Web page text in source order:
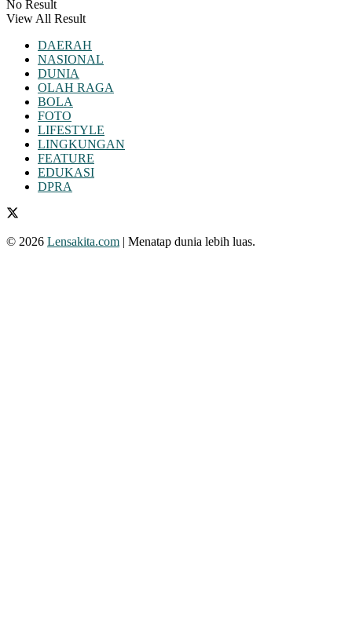
No Result
View All Result
DAERAH
NASIONAL
DUNIA
OLAH RAGA
BOLA
FOTO
LIFESTYLE
LINGKUNGAN
FEATURE
EDUKASI
DPRA
© 2026 Lensakita.com | Menatap dunia lebih luas.